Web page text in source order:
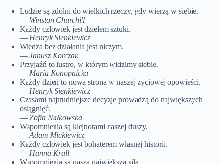
Ludzie są zdolni do wielkich rzeczy, gdy wierzą w siebie.
— Winston Churchill
Każdy człowiek jest dziełem sztuki.
— Henryk Sienkiewicz
Wiedza bez działania jest niczym.
— Janusz Korczak
Przyjaźń to lustro, w którym widzimy siebie.
— Maria Konopnicka
Każdy dzień to nowa strona w naszej życiowej opowieści.
— Henryk Sienkiewicz
Czasami najtrudniejsze decyzje prowadzą do największych
osiągnięć.
— Zofia Nałkowska
Wspomnienia są klejnotami naszej duszy.
—Adam Mickiewicz
Każdy człowiek jest bohaterem własnej historii.
— Hanna Krall
Wspomnienia są naszą największą siłą.